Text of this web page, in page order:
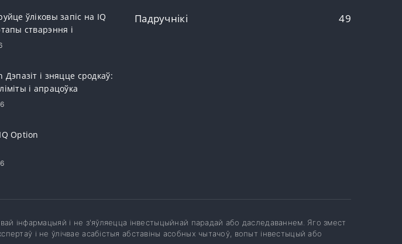
ўліковы запіс на IQ
стварэння і
Дэпазіт і зняцце сродкаў:
і апрацоўка
Option
Падручнікі 49
інфармацыяй і не з'яўляецца інвестыцыйнай парадай або даследаваннем. Яго змест
і не ўлічвае асабістыя абставіны асобных чытачоў, вопыт інвестыцый або